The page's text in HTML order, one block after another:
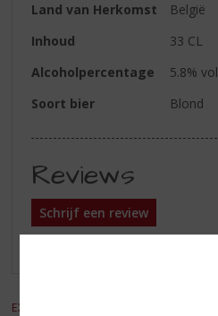
Land van Herkomst
België
Inhoud
33 CL
Alcoholpercentage
5.8% vol
Soort bier
Blond
Reviews
Schrijf een review
EXCL. BTW